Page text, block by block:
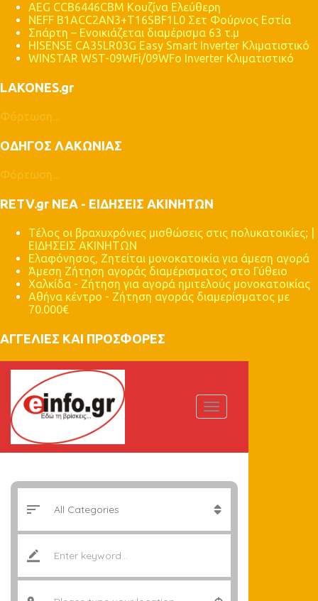
AEG CCB6446CBM Κουζίνα Ελεύθερη
NEFF B1ACC2AN3+T16SBF1L0 Σετ Φούρνος Εστία
Σπάρτη – Ενοικιάζεται διαμέρισμα 63 τ.μ
HISENSE CA35LR03G Easy Smart Inverter Κλιματιστικό
WINSTAR WST-09WFi/09WFo Inverter Κλιματιστικό
LAKONES.gr
Φόρτωση...
ΟΔΗΓΟΣ ΛΑΚΩΝΙΑΣ
Φόρτωση...
RETV.gr ΝΕΑ - ΕΙΔΗΣΕΙΣ ΑΚΙΝΗΤΩΝ
Τέλος οι βραχυχρόνιες μισθώσεις στις πολυκατοικίες; |
ΕΙΔΗΣΕΙΣ ΑΚΙΝΗΤΩΝ
Ελαφόνησος, Ζητείται μονοκατοικία για άμεση αγορά
Άμεση Ζήτηση αγοράς διαμέρισματος στο Γύθειο
Χαλκίδα - Ζήτηση για αγορά ημιτελούς μονοκατοικίας
Αθήνα κέντρο - Ζήτηση αγοράς διαμερίσματος με
70.000€
ΑΓΓΕΛΙΕΣ ΚΑΙ ΠΡΟΣΦΟΡΕΣ